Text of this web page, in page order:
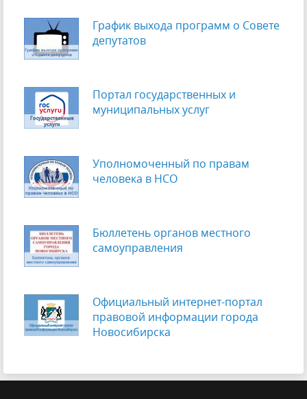
График выхода программ о Cовете
депутатов
Портал государственных и
муниципальных услуг
Уполномоченный по правам
человека в НСО
Бюллетень органов местного
самоуправления
Официальный интернет-портал
правовой информации города
Новосибирска